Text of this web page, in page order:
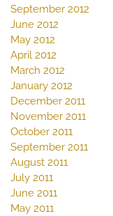
September 2012
June 2012
May 2012
April 2012
March 2012
January 2012
December 2011
November 2011
October 2011
September 2011
August 2011
July 2011
June 2011
May 2011